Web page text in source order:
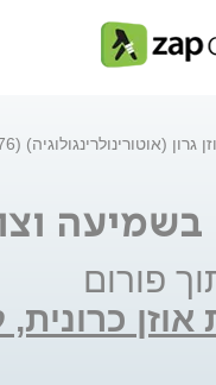
גרון (אוטורינולרינגולוגיה) (4476)
בשמיעה
פורום